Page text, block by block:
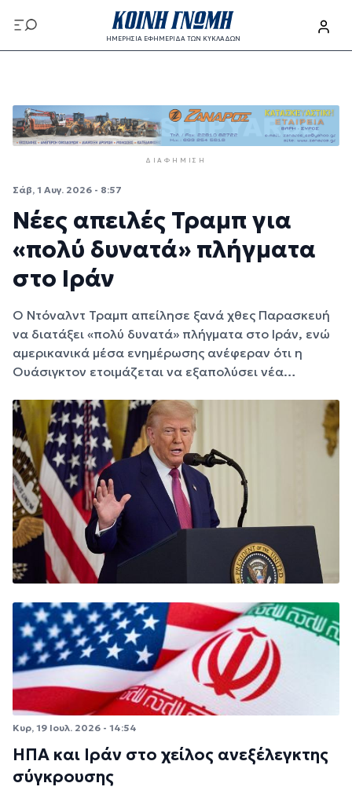
Παράκαμψη προς το κυρίως περιεχόμενο
ΗΜΕΡΗΣΙΑ ΕΦΗΜΕΡΙΔΑ ΤΩΝ ΚΥΚΛΑΔΩΝ
ΔΙΑΦΉΜΙΣΗ
Σάβ, 1 Αυγ. 2026 - 8:57
Νέες απειλές Τραμπ για
«πολύ δυνατά» πλήγματα
στο Ιράν
Ο Ντόναλντ Τραμπ απείλησε ξανά χθες Παρασκευή
να διατάξει «πολύ δυνατά» πλήγματα στο Ιράν, ενώ
αμερικανικά μέσα ενημέρωσης ανέφεραν ότι η
Ουάσιγκτον ετοιμάζεται να εξαπολύσει νέα…
Κυρ, 19 Ιουλ. 2026 - 14:54
ΗΠΑ και Ιράν στο χείλος ανεξέλεγκτης
σύγκρουσης